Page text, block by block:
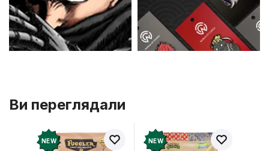
Ви переглядали
NEW NEW